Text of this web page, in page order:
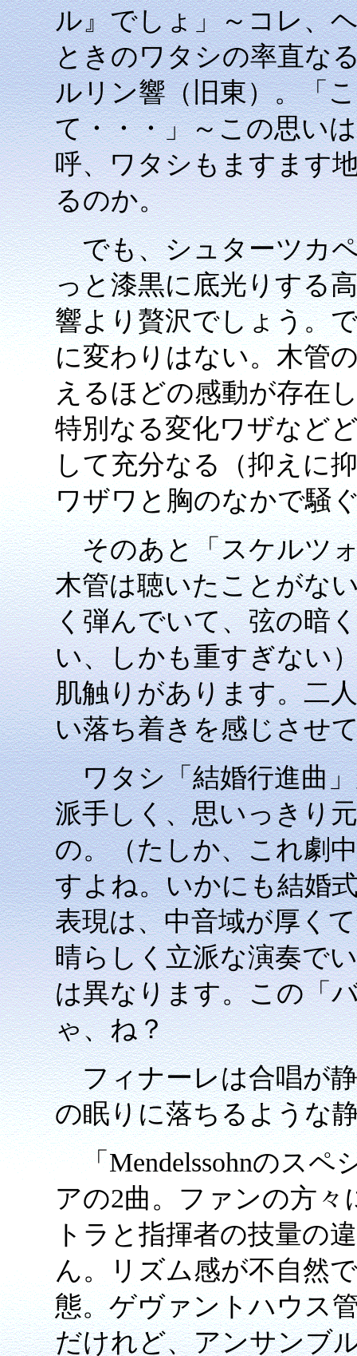
ル』でしょ」～コレ、
ときのワタシの率直な
ルリン響（旧東）。「
て・・・」～この思い
呼、ワタシもますます
るのか。
でも、シュターツカペ
っと漆黒に底光りする
響より贅沢でしょう。
に変わりはない。木管
えるほどの感動が存在
特別なる変化ワザなど
して充分なる（抑えに
ワザワと胸のなかで騒
そのあと「スケルツォ
木管は聴いたことがな
く弾んでいて、弦の暗
い、しかも重すぎない
肌触りがあります。二
い落ち着きを感じさせ
ワタシ「結婚行進曲」
派手しく、思いっきり
の。（たしか、これ劇
すよね。いかにも結婚
表現は、中音域が厚く
晴らしく立派な演奏で
は異なります。この「
ゃ、ね？
フィナーレは合唱が静
の眠りに落ちるような
「Mendelssohnのスペ
アの2曲。ファンの方
トラと指揮者の技量の
ん。リズム感が不自然
態。ゲヴァントハウス
だけれど、アンサンブ